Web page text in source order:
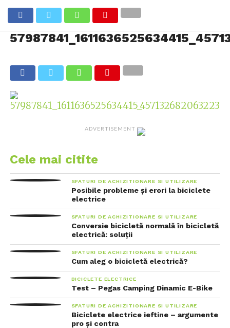
ADVERTISEMENT
Cele mai citite
SFATURI DE ACHIZITIONARE SI UTILIZARE
Posibile probleme și erori la biciclete
electrice
SFATURI DE ACHIZITIONARE SI UTILIZARE
Conversie bicicletă normală în bicicletă
electrică: soluții
SFATURI DE ACHIZITIONARE SI UTILIZARE
Cum aleg o bicicletă electrică?
BICICLETE ELECTRICE
Test – Pegas Camping Dinamic E-Bike
SFATURI DE ACHIZITIONARE SI UTILIZARE
Biciclete electrice ieftine – argumente
pro și contra